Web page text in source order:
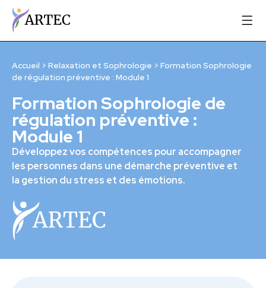
Accueil > Relaxation et Sophrologie > Formation Sophrologie
de régulation préventive : Module 1
Formation Sophrologie de
régulation préventive :
Module 1
Développez vos compétences pour accompagner
les personnes dans une démarche préventive et
la gestion du stress et des émotions.